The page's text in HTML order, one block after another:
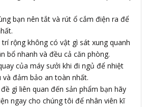
bạn nên tắt và rút ổ cắm điện ra để
rộng không có vật gì sát xung quanh
bổ nhanh và đều cả căn phòng.
của máy sưởi khi đi ngủ để nhiệt
và đảm bảo an toàn nhất.
gì liên quan đến sản phẩm bạn hãy
ngay cho chúng tôi để nhân viên kĩ